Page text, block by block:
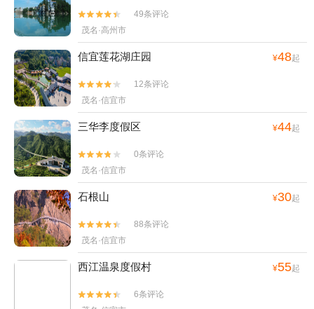


49条评论
茂名·高州市
信宜莲花湖庄园 ¥48起


12条评论
茂名·信宜市
三华李度假区 ¥44起


0条评论
茂名·信宜市
石根山 ¥30起


88条评论
茂名·信宜市
西江温泉度假村 ¥55起


6条评论